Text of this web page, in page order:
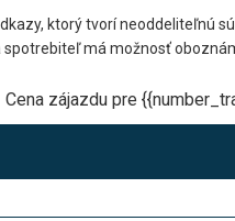
ktorý tvorí neoddeliteľnú
spotrebiteľ má možnosť
Cena zájazdu pre